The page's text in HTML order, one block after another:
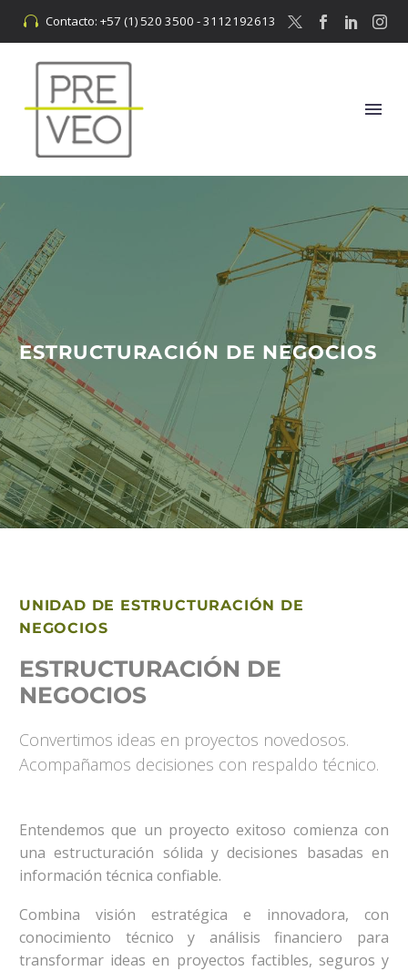

 Contacto: +57 (1) 520 3500 - 3112192613
ESTRUCTURACIÓN DE NEGOCIOS
UNIDAD DE ESTRUCTURACIÓN DE
NEGOCIOS
ESTRUCTURACIÓN DE
NEGOCIOS
Convertimos ideas en proyectos novedosos.
Acompañamos decisiones con respaldo técnico.
Entendemos que un proyecto exitoso comienza con
una estructuración sólida y decisiones basadas en
información técnica confiable.
Combina visión estratégica e innovadora, con
conocimiento técnico y análisis financiero para
transformar ideas en proyectos factibles, seguros y